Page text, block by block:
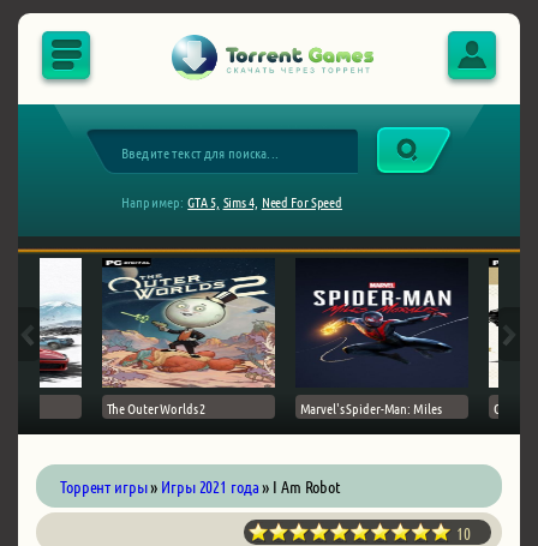
Например: GTA 5, Sims 4, Need For Speed
The Outer Worlds 2 Marvel's Spider-Man: Miles Ghost
Торрент игры» Игры 2021 года» I Am Robot
10